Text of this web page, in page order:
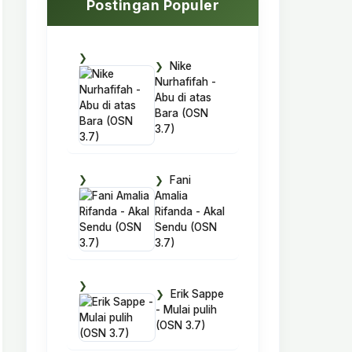
Postingan Populer
Nike
Nurhafifah -
Abu di atas
Bara (OSN
3.7)
Fani
Amalia
Rifanda - Akal
Sendu (OSN
3.7)
Erik Sappe
- Mulai pulih
(OSN 3.7)